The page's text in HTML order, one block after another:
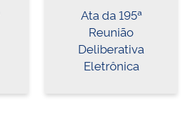
Ata da 195ª
Reunião
Deliberativa
Eletrônica